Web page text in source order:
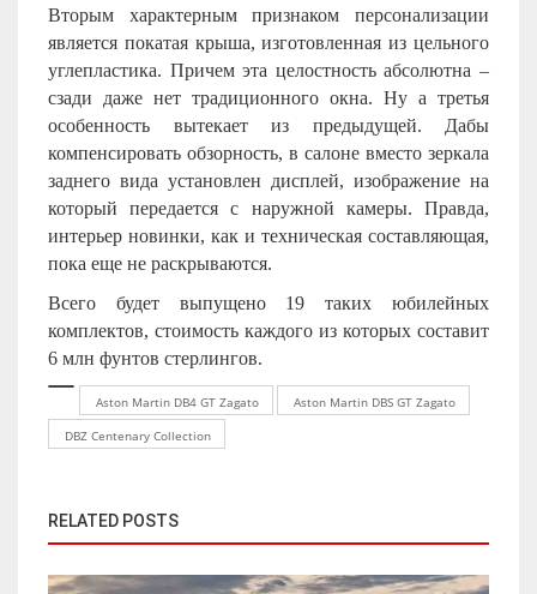
Вторым характерным признаком персонализации
является покатая крыша, изготовленная из цельного
углепластика. Причем эта целостность абсолютна –
сзади даже нет традиционного окна. Ну а третья
особенность вытекает из предыдущей. Дабы
компенсировать обзорность, в салоне вместо зеркала
заднего вида установлен дисплей, изображение на
который передается с наружной камеры. Правда,
интерьер новинки, как и техническая составляющая,
пока еще не раскрываются.
Всего будет выпущено 19 таких юбилейных
комплектов, стоимость каждого из которых составит
6 млн фунтов стерлингов.
Aston Martin DB4 GT Zagato
Aston Martin DBS GT Zagato
DBZ Centenary Collection
RELATED POSTS